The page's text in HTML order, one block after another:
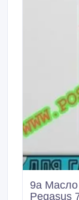
9a Масло
Pegasus